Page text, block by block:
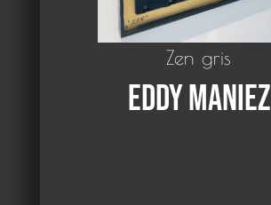
Zen gris
Eddy Maniez